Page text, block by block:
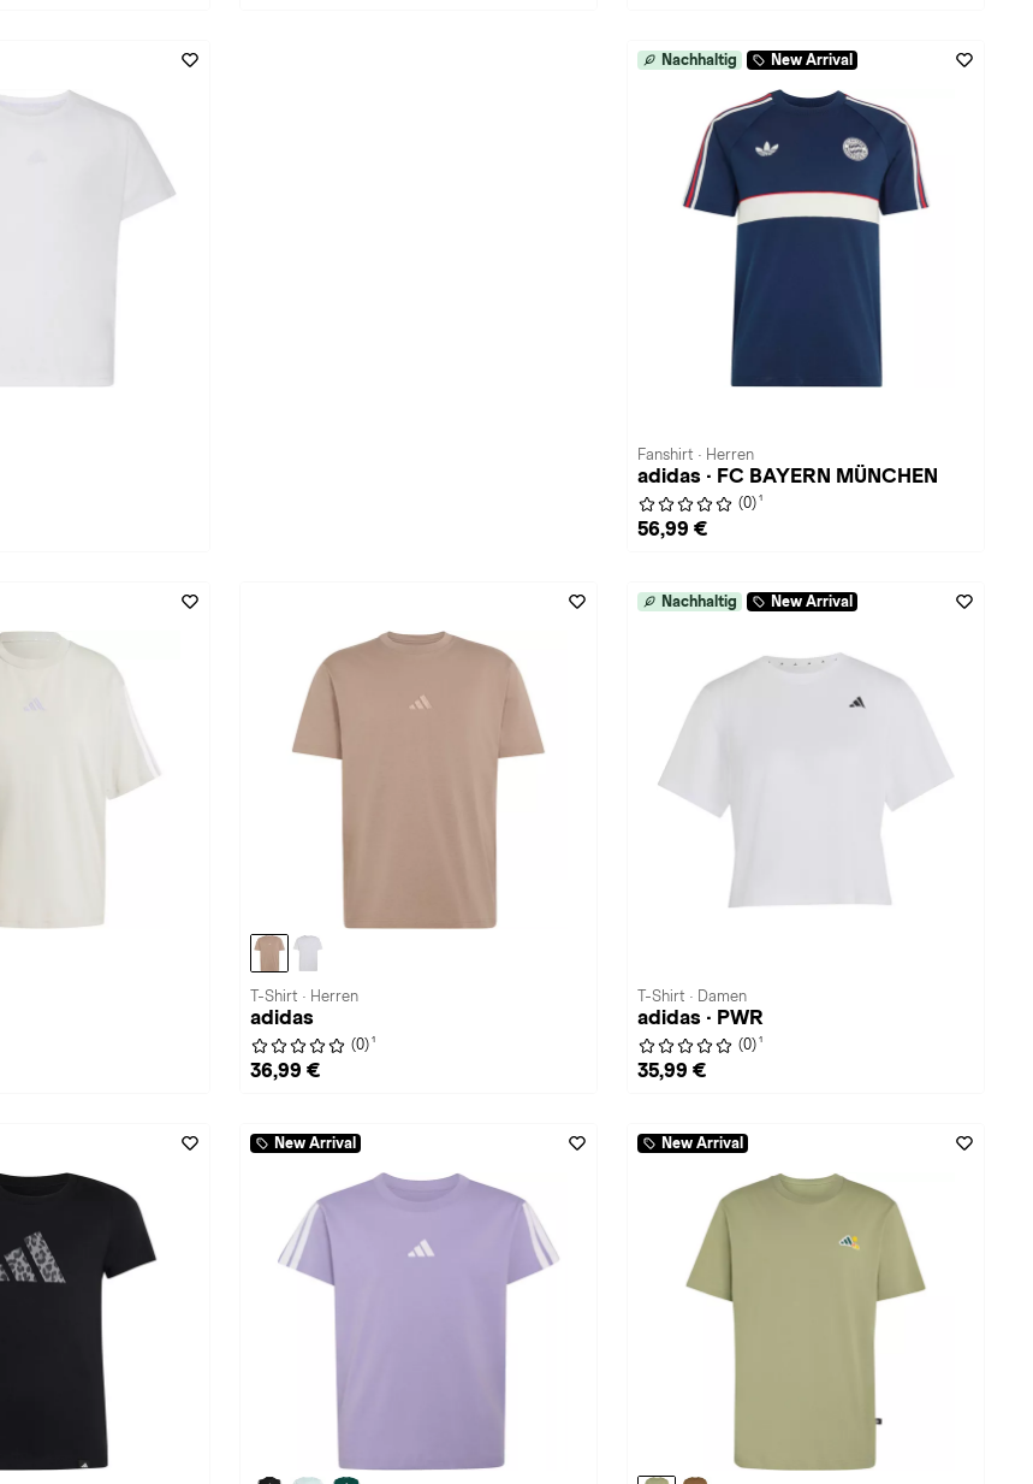
Nachhaltig New Arrival
Fanshirt · Herren
adidas · FC BAYERN MÜNCHEN
(0) 1
56,99 €
T-Shirt · Herren
adidas
(0) 1
36,99 €
Nachhaltig New Arrival
T-Shirt · Damen
adidas · PWR
(0) 1
35,99 €
New Arrival New Arrival